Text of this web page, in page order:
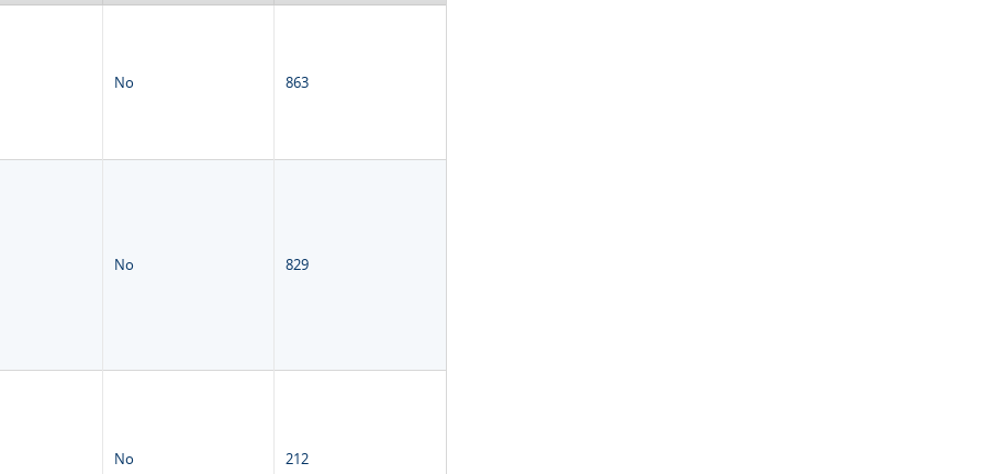
No 863
No 829
No 212